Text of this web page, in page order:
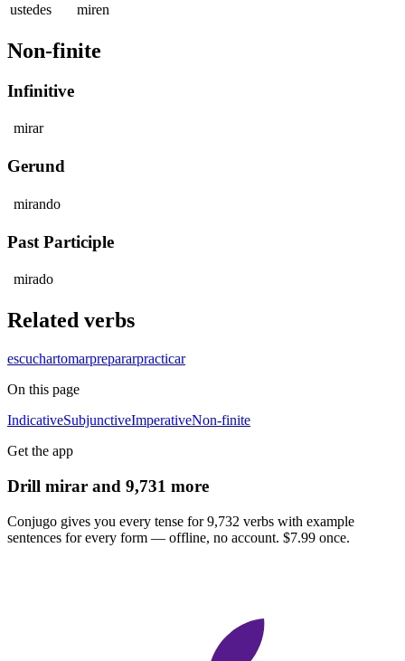
ustedes
miren
Non-finite
Infinitive
mirar
Gerund
mirando
Past Participle
mirado
Related verbs
escuchartomarprepararpracticar
On this page
IndicativeSubjunctiveImperativeNon-finite
Get the app
Drill mirar and 9,731 more
Conjugo gives you every tense for 9,732 verbs with example
sentences for every form — offline, no account. $7.99 once.